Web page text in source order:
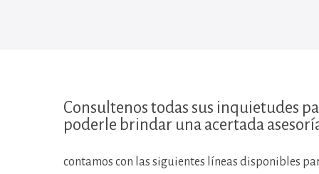
Consultenos todas sus inquietudes
poderle brindar una acertada
contamos con las siguientes líneas disponibles